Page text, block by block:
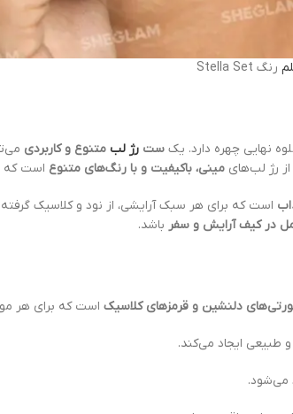
رنگ Stella Set
نهایی چهره دارد. یک ست رژ لب متنوع و کاربردی
مینی، باکیفیت و با رنگ‌های متنوع است که
است که برای هر سبک آرایشی، از نود و کلاسیک گرفته
در کیف آرایش و سفر باشد.
دلنشین و قرمزهای کلاسیک است که برای هر
ایجاد می‌کند.
می‌شود.